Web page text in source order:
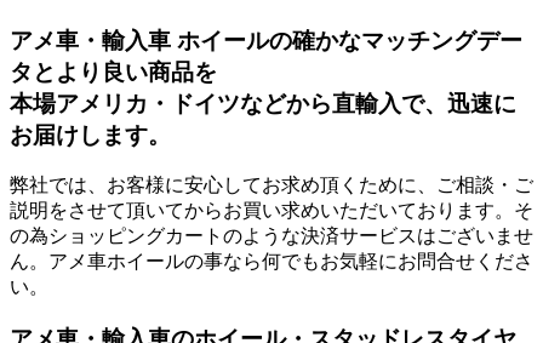
アメ車・輸入車 ホイールの確かなマッチングデー
タとより良い商品を
本場アメリカ・ドイツなどから直輸入で、迅速に
お届けします。
弊社では、お客様に安心してお求め頂くために、ご相談・ご
説明をさせて頂いてからお買い求めいただいております。そ
の為ショッピングカートのような決済サービスはございませ
ん。アメ車ホイールの事なら何でもお気軽にお問合せくださ
い。